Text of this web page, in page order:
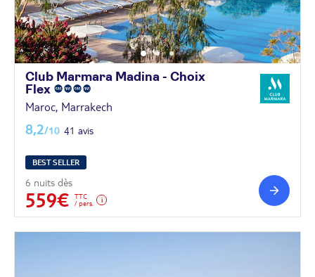
Club Marmara Madina - Choix
Flex
Maroc, Marrakech
8,2/10 41 avis
BEST SELLER
6 nuits dès
559€
TTC
/ pers.